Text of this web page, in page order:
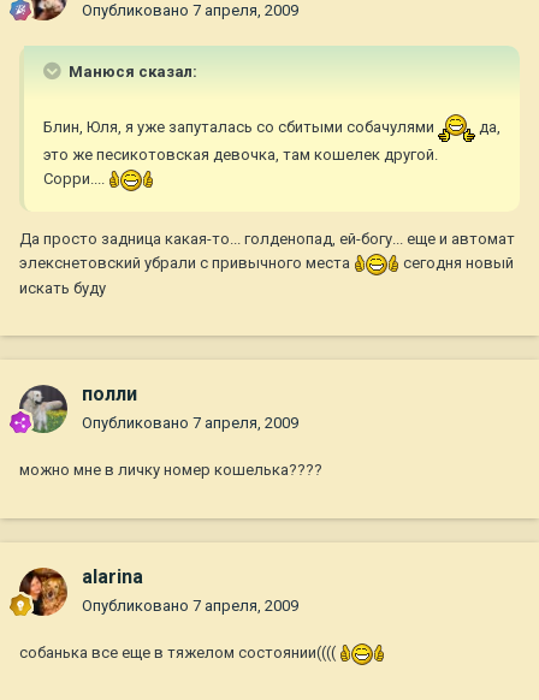
Опубликовано 7 апреля, 2009
Манюся сказал:
Блин, Юля, я уже запуталась со сбитыми собачулями
да,
это же песикотовская девочка, там кошелек другой.
Сорри....
Да просто задница какая-то... голденопад, ей-богу... еще и автомат
элекснетовский убрали с привычного места
сегодня новый
искать буду
полли
Опубликовано 7 апреля, 2009
можно мне в личку номер кошелька????
alarina
Опубликовано 7 апреля, 2009
собанька все еще в тяжелом состоянии((((